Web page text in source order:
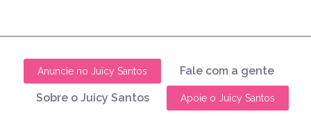
Anuncie no Juicy Santos Fale com a gente
Sobre o Juicy Santos Apoie o Juicy Santos